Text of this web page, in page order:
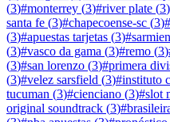
(3)#monterrey (3)#river plate (3)
santa fe (3)#chapecoense-sc (3)#
(3)#apuestas tarjetas (3)#
(3)#vasco da gama (3)#remo (3)
(3)#san lorenzo (3)#primera
(3)#velez sarsfield (3)#instituto
tucuman (3)#cienciano (3)#slot
original soundtrack (3)#